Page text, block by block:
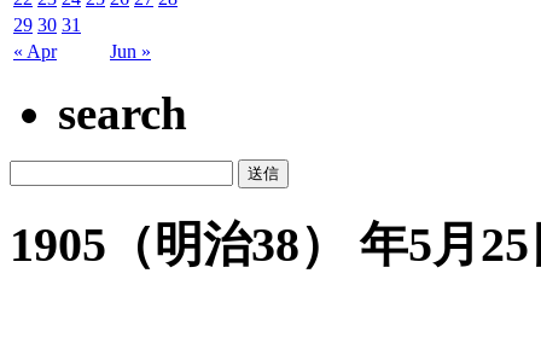
« Apr Jun »
29 30 31
search
1905（明治38） 年5月